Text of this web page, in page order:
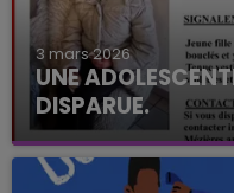
3 mars 2026
UNE
DISPARUE.